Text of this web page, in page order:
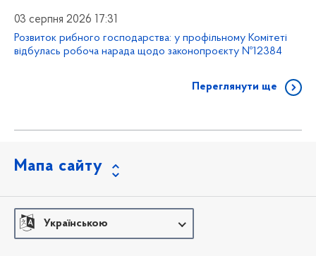
03 серпня 2026 17:31
Розвиток рибного господарства: у профільному Комітеті
відбулась робоча нарада щодо законопроєкту №12384
Переглянути ще
Мапа сайту
Українською